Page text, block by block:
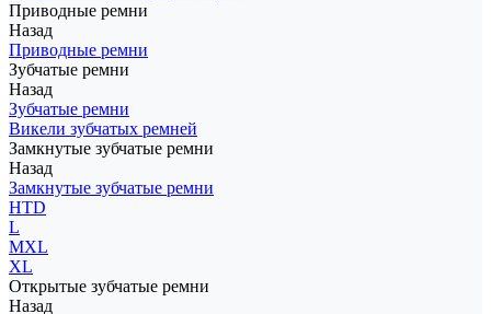
Приводные ремни
Назад
Приводные ремни
Зубчатые ремни
Назад
Зубчатые ремни
Викели зубчатых ремней
Замкнутые зубчатые ремни
Назад
Замкнутые зубчатые ремни
HTD
L
MXL
XL
Открытые зубчатые ремни
Назад